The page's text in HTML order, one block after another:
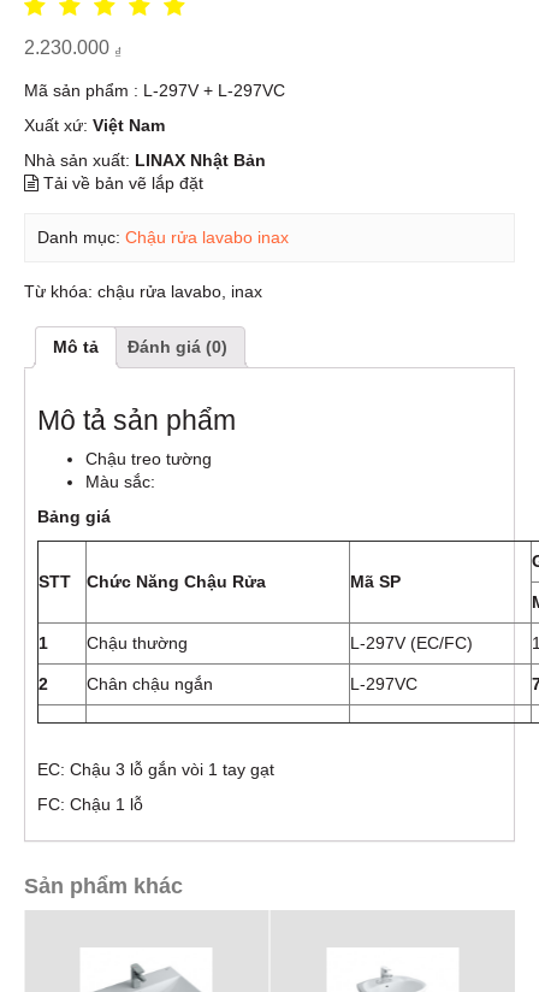
2.230.000 ₫
Mã sản phẩm : L-297V + L-297VC
Xuất xứ: Việt Nam
Nhà sản xuất: LINAX Nhật Bản
Tải về bản vẽ lắp đặt
Danh mục: Chậu rửa lavabo inax
Từ khóa: chậu rửa lavabo inax
Mô tả Đánh giá (0)
Mô tả sản phẩm
Chậu treo tường
Màu sắc:
Bảng giá
STT Chức Năng Chậu Rửa Mã SP
1 Chậu thường L-297V (EC/FC)
2 Chân chậu ngắn L-297VC
EC: Chậu 3 lỗ gắn vòi 1 tay gạt
FC: Chậu 1 lỗ
Sản phẩm khác